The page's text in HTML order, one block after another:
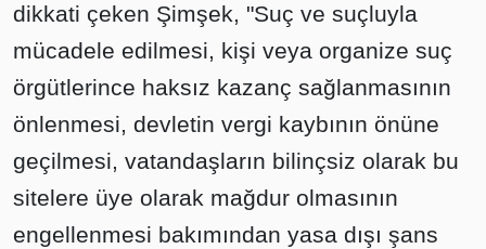
dikkati çeken Şimşek, "Suç ve suçluyla
mücadele edilmesi, kişi veya organize suç
örgütlerince haksız kazanç sağlanmasının
önlenmesi, devletin vergi kaybının önüne
geçilmesi, vatandaşların bilinçsiz olarak bu
sitelere üye olarak mağdur olmasının
engellenmesi bakımından yasa dışı şans